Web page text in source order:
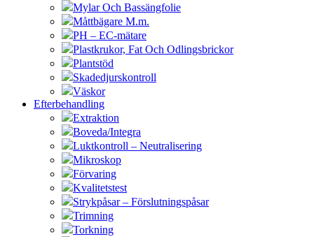
Mylar Och Bassängfolie
Måttbägare M.m.
PH – EC-mätare
Plastkrukor, Fat Och Odlingsbrickor
Plantstöd
Skadedjurskontroll
Väskor
Efterbehandling
Extraktion
Boveda/Integra
Luktkontroll – Neutralisering
Mikroskop
Förvaring
Kvalitetstest
Strykpåsar – Förslutningspåsar
Trimning
Torkning